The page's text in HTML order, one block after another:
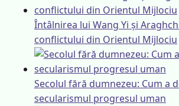
Întâlnirea lui Wang Yi și
conflictului din Orientul Mijlociu
Secolul fără dumnezeu: Cum a
secularismul progresul uman